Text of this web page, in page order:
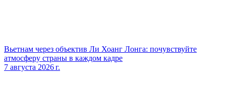
Вьетнам через объектив Ли Хоанг Лонга: почувствуйте
атмосферу страны в каждом кадре
7 августа 2026 г.